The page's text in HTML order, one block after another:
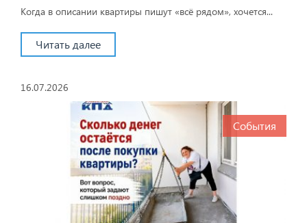
Когда в описании квартиры пишут «всё рядом», хочется...
Читать далее
16.07.2026
События